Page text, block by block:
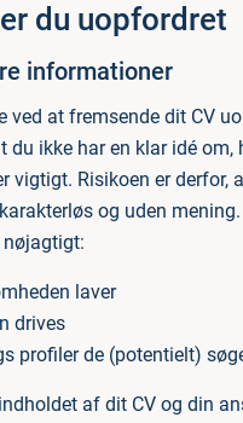
du uopfordret
informationer
ved at fremsende dit CV
du ikke har en klar idé om,
vigtigt. Risikoen er derfor,
og uden
nøjagtigt:
laver
drives
profiler de (potentielt)
af dit CV og din